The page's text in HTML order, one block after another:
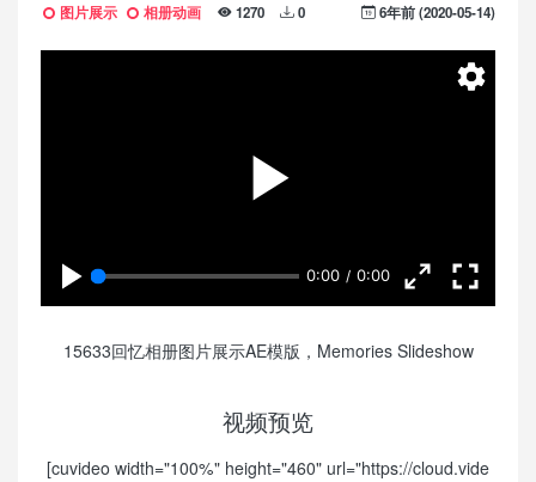
图片展示 相册动画 1270 0 6年前 (2020-05-14)
0:00 0:00
15633回忆相册图片展示AE模版，Memories Slideshow
视频预览
[cuvideo width="100%" height="460" url="https://cloud.vide